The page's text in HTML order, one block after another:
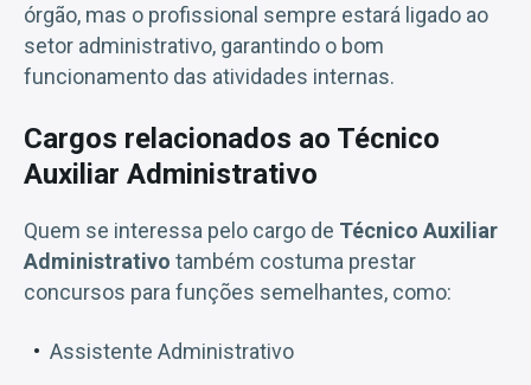
órgão, mas o profissional sempre estará ligado ao
setor administrativo, garantindo o bom
funcionamento das atividades internas.
Cargos relacionados ao Técnico
Auxiliar Administrativo
Quem se interessa pelo cargo de Técnico Auxiliar
Administrativo também costuma prestar
concursos para funções semelhantes, como:
Assistente Administrativo